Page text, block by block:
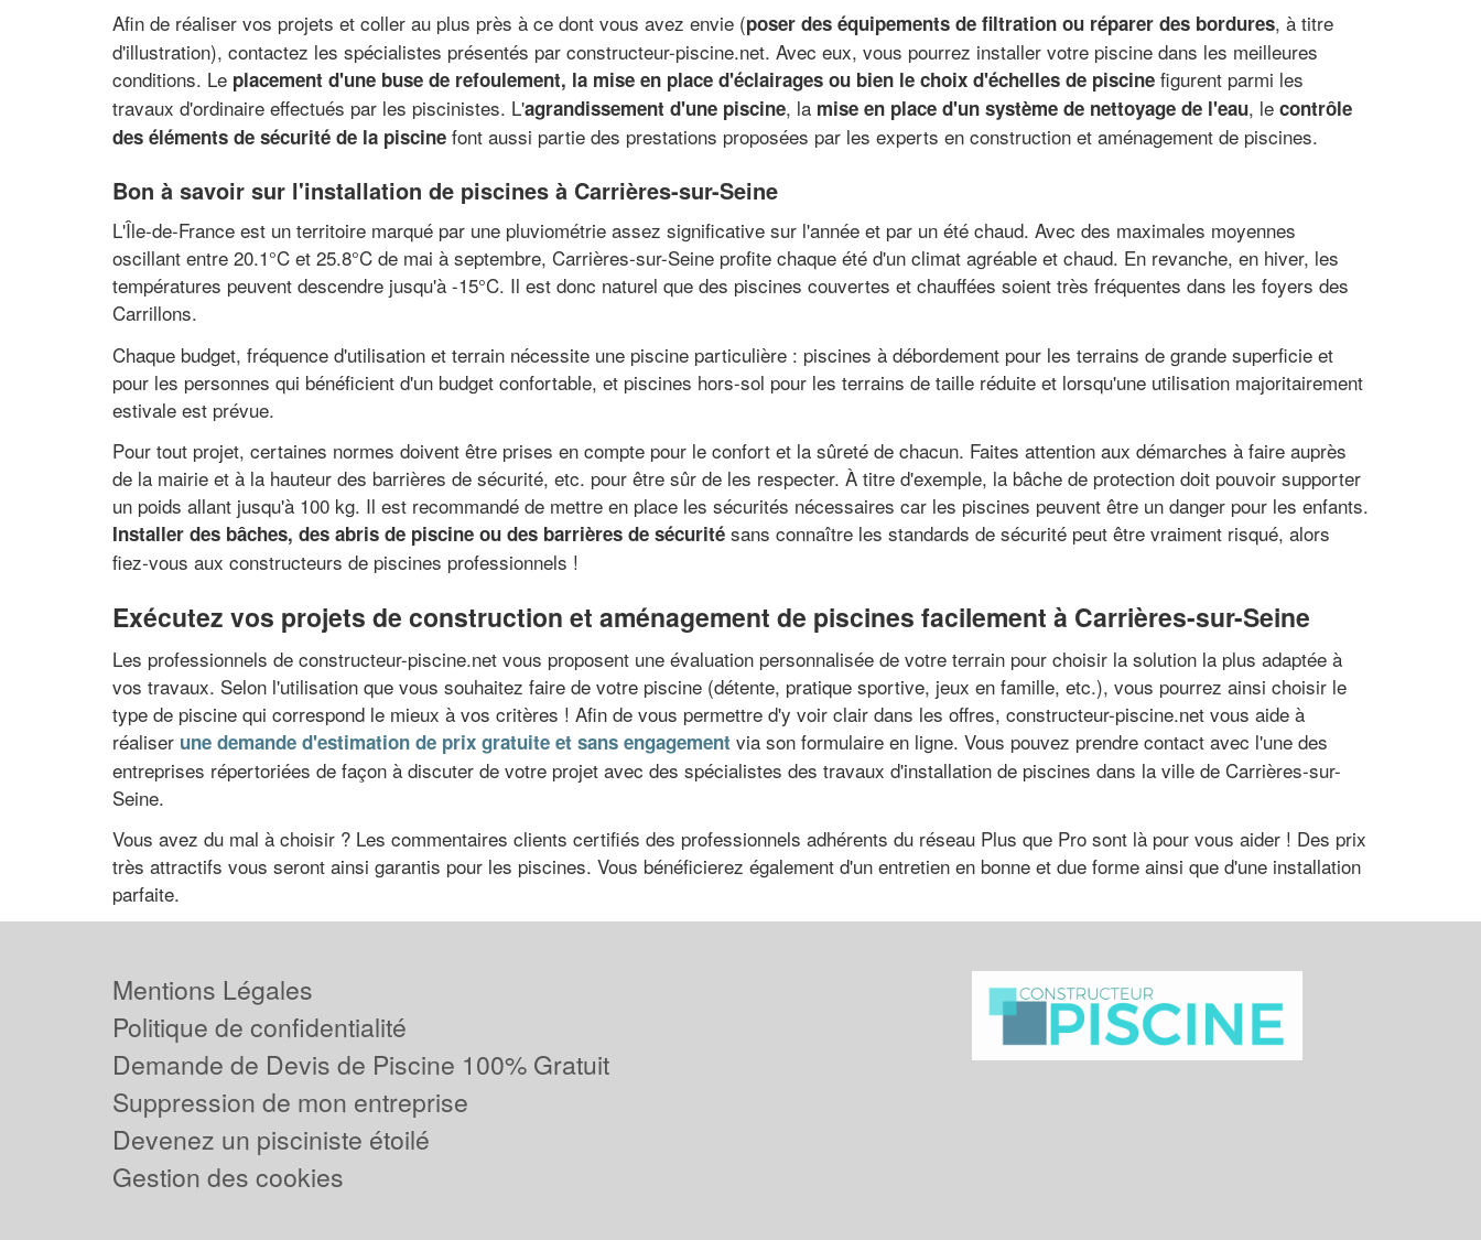
Afin de réaliser vos projets et coller au plus près à ce dont vous avez envie (poser des équipements de filtration ou réparer des bordures, à titre
d'illustration), contactez les spécialistes présentés par constructeur-piscine.net. Avec eux, vous pourrez installer votre piscine dans les meilleures
conditions. Le placement d'une buse de refoulement, la mise en place d'éclairages ou bien le choix d'échelles de piscine figurent parmi les
travaux d'ordinaire effectués par les piscinistes. L'agrandissement d'une piscine, la mise en place d'un système de nettoyage de l'eau, le contrôle
des éléments de sécurité de la piscine font aussi partie des prestations proposées par les experts en construction et aménagement de piscines.
Bon à savoir sur l'installation de piscines à Carrières-sur-Seine
L'Île-de-France est un territoire marqué par une pluviométrie assez significative sur l'année et par un été chaud. Avec des maximales moyennes
oscillant entre 20.1°C et 25.8°C de mai à septembre, Carrières-sur-Seine profite chaque été d'un climat agréable et chaud. En revanche, en hiver, les
températures peuvent descendre jusqu'à -15°C. Il est donc naturel que des piscines couvertes et chauffées soient très fréquentes dans les foyers des
Carrillons.
Chaque budget, fréquence d'utilisation et terrain nécessite une piscine particulière : piscines à débordement pour les terrains de grande superficie et
pour les personnes qui bénéficient d'un budget confortable, et piscines hors-sol pour les terrains de taille réduite et lorsqu'une utilisation majoritairement
estivale est prévue.
Pour tout projet, certaines normes doivent être prises en compte pour le confort et la sûreté de chacun. Faites attention aux démarches à faire auprès
de la mairie et à la hauteur des barrières de sécurité, etc. pour être sûr de les respecter. À titre d'exemple, la bâche de protection doit pouvoir supporter
un poids allant jusqu'à 100 kg. Il est recommandé de mettre en place les sécurités nécessaires car les piscines peuvent être un danger pour les enfants.
Installer des bâches, des abris de piscine ou des barrières de sécurité sans connaître les standards de sécurité peut être vraiment risqué, alors
fiez-vous aux constructeurs de piscines professionnels !
Exécutez vos projets de construction et aménagement de piscines facilement à Carrières-sur-Seine
Les professionnels de constructeur-piscine.net vous proposent une évaluation personnalisée de votre terrain pour choisir la solution la plus adaptée à
vos travaux. Selon l'utilisation que vous souhaitez faire de votre piscine (détente, pratique sportive, jeux en famille, etc.), vous pourrez ainsi choisir le
type de piscine qui correspond le mieux à vos critères ! Afin de vous permettre d'y voir clair dans les offres, constructeur-piscine.net vous aide à
réaliser une demande d'estimation de prix gratuite et sans engagement via son formulaire en ligne. Vous pouvez prendre contact avec l'une des
entreprises répertoriées de façon à discuter de votre projet avec des spécialistes des travaux d'installation de piscines dans la ville de Carrières-sur-
Seine.
Vous avez du mal à choisir ? Les commentaires clients certifiés des professionnels adhérents du réseau Plus que Pro sont là pour vous aider ! Des prix
très attractifs vous seront ainsi garantis pour les piscines. Vous bénéficierez également d'un entretien en bonne et due forme ainsi que d'une installation
parfaite.
Mentions Légales
Politique de confidentialité
Demande de Devis de Piscine 100% Gratuit
Suppression de mon entreprise
Devenez un pisciniste étoilé
Gestion des cookies